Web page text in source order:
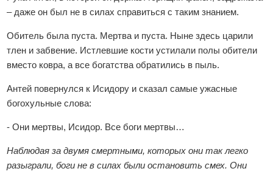
– даже он был не в силах справиться с таким знанием.
Обитель была пуста. Мертва и пуста. Ныне здесь царили
тлен и забвение. Истлевшие кости устилали полы обители
вместо ковра, а все богатства обратились в пыль.
Антей повернулся к Исидору и сказал самые ужасные
богохульные слова:
- Они мертвы, Исидор. Все боги мертвы…
Наблюдая за двумя смертными, которых они так легко
разыграли, боги не в силах были остановить смех. Они